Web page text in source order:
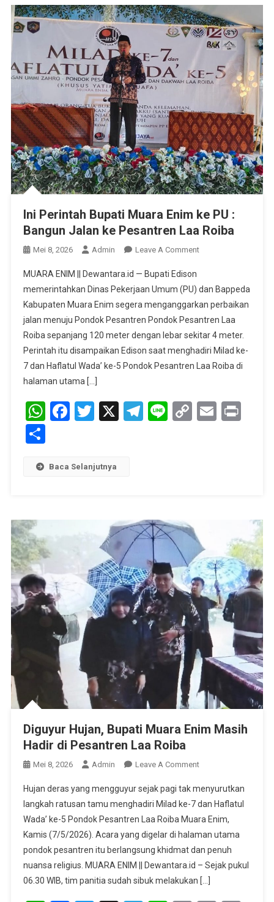
Ini Perintah Bupati Muara Enim ke PU :
Bangun Jalan ke Pesantren Laa Roiba
Mei 8, 2026 Admin Leave A CommentOn
Bupati
Muara
Enim
Ke
PU
Ke
Pesantren
MUARA ENIM || Dewantara.id — Bupati Edison
memerintahkan Dinas Pekerjaan Umum (PU) dan Bappeda
Kabupaten Muara Enim segera menganggarkan perbaikan
jalan menuju Pondok Pesantren Pondok Pesantren Laa
Roiba sepanjang 120 meter dengan lebar sekitar 4 meter.
Perintah itu disampaikan Edison saat menghadiri Milad ke-
7 dan Haflatul Wada’ ke-5 Pondok Pesantren Laa Roiba di
halaman utama […]
WhatsApp
Facebook
Twitter
X Telegram
LineCopyEmail
Baca Selanjutnya
Diguyur Hujan, Bupati Muara Enim Masih
Hadir di Pesantren Laa Roiba
Mei 8, 2026 Admin Leave A CommentOn
Hujan,
Bupati
Muara
Enim
Masih
Hadir
Di
Hujan deras yang mengguyur sejak pagi tak menyurutkan
langkah ratusan tamu menghadiri Milad ke-7 dan Haflatul
Wada’ ke-5 Pondok Pesantren Laa Roiba Muara Enim,
Kamis (7/5/2026). Acara yang digelar di halaman utama
pondok pesantren itu berlangsung khidmat dan penuh
nuansa religius. MUARA ENIM || Dewantara.id – Sejak pukul
06.30 WIB, tim panitia sudah sibuk melakukan […]